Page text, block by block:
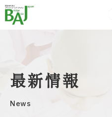
最新情報
News